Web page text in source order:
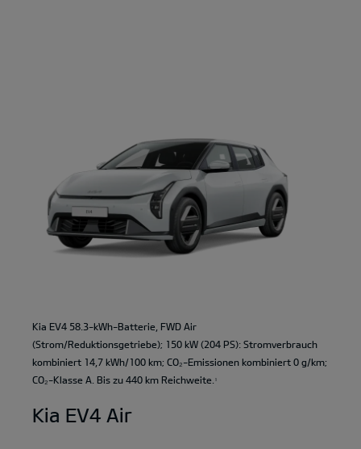
Kia EV4 58.3-kWh-Batterie, FWD Air
(Strom/Reduktionsgetriebe); 150 kW (204 PS): Stromverbrauch
kombiniert 14,7 kWh/100 km; CO₂-Emissionen kombiniert 0 g/km;
CO₂-Klasse A. Bis zu 440 km Reichweite.
1
Kia EV4 Air